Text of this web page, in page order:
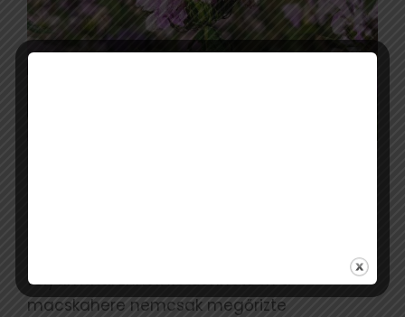
regenerációja, vagyis a visszagyepesedés
folyamata. Ennek köszönhetően a
macskahere nemcsak megőrizte